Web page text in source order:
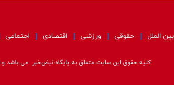
بین الملل حقوقی ورزشی اقتصادی اجتماعی
کلیه حقوق این سایت متعلق به پایگاه نبض‌خبر می باشد و